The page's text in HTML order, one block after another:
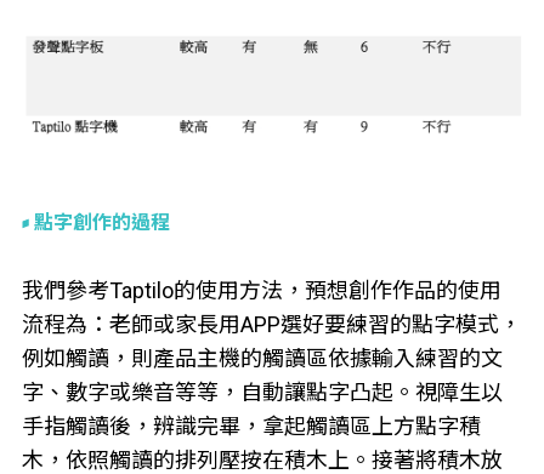
點字創作的過程
我們參考Taptilo的使用方法，預想創作作品的使用
流程為：老師或家長用APP選好要練習的點字模式，
例如觸讀，則產品主機的觸讀區依據輸入練習的文
字、數字或樂音等等，自動讓點字凸起。視障生以
手指觸讀後，辨識完畢，拿起觸讀區上方點字積
木，依照觸讀的排列壓按在積木上。接著將積木放